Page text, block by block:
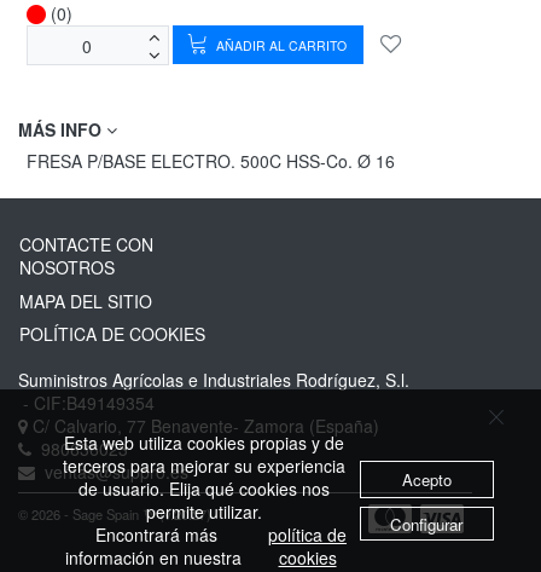
(0)
AÑADIR AL CARRITO
MÁS INFO
FRESA P/BASE ELECTRO. 500C HSS-Co. Ø 16
CONTACTE CON
NOSOTROS
MAPA DEL SITIO
POLÍTICA DE COOKIES
Suministros Agrícolas e Industriales Rodríguez, S.l.
- CIF:B49149354
C/ Calvario, 77 Benavente- Zamora (España)
980636023
ventas@suppro.es
© 2026 - Sage Spain ™ (v.20.27)
Esta web utiliza cookies propias y de
terceros para mejorar su experiencia
de usuario. Elija qué cookies nos
permite utilizar.
Encontrará más
información en nuestra
política de
cookies
Acepto
Configurar